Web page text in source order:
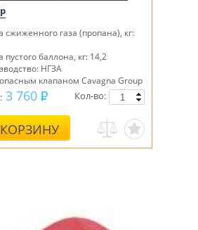
сжиженного газа (пропана), кг:
пустого баллона, кг: 14,2
НГЗА
клапаном Cavagna Group
3 760
Кол-во: